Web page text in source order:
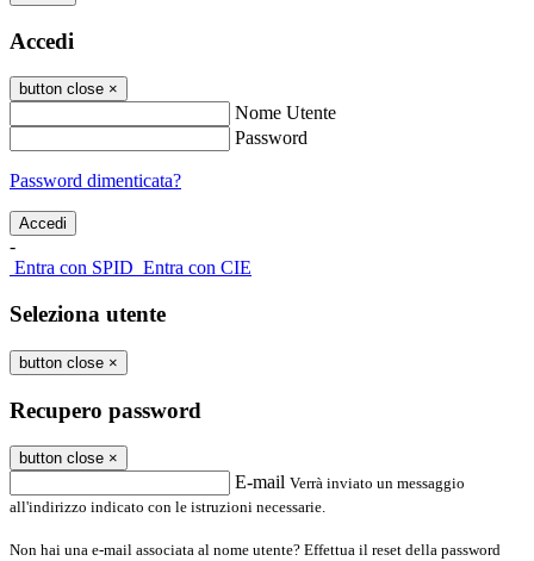
Accedi
button close ×
Nome Utente
Password
Password dimenticata?
-
Entra con SPID Entra con CIE
Seleziona utente
button close ×
Recupero password
button close ×
E-mail Verrà inviato un messaggio
all'indirizzo indicato con le istruzioni necessarie.
Non hai una e-mail associata al nome utente? Effettua il reset della password